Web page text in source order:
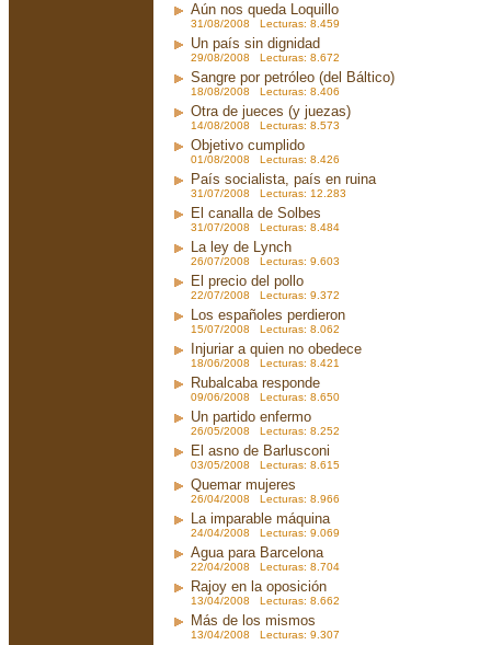
Aún nos queda Loquillo
31/08/2008 Lecturas: 8.459
Un país sin dignidad
29/08/2008 Lecturas: 8.672
Sangre por petróleo (del Báltico)
18/08/2008 Lecturas: 8.406
Otra de jueces (y juezas)
14/08/2008 Lecturas: 8.573
Objetivo cumplido
01/08/2008 Lecturas: 8.426
País socialista, país en ruina
31/07/2008 Lecturas: 12.283
El canalla de Solbes
31/07/2008 Lecturas: 8.484
La ley de Lynch
26/07/2008 Lecturas: 9.603
El precio del pollo
22/07/2008 Lecturas: 9.372
Los españoles perdieron
15/07/2008 Lecturas: 8.062
Injuriar a quien no obedece
18/06/2008 Lecturas: 8.421
Rubalcaba responde
09/06/2008 Lecturas: 8.650
Un partido enfermo
26/05/2008 Lecturas: 8.252
El asno de Barlusconi
03/05/2008 Lecturas: 8.615
Quemar mujeres
26/04/2008 Lecturas: 8.966
La imparable máquina
24/04/2008 Lecturas: 9.069
Agua para Barcelona
22/04/2008 Lecturas: 8.704
Rajoy en la oposición
13/04/2008 Lecturas: 8.662
Más de los mismos
13/04/2008 Lecturas: 9.307